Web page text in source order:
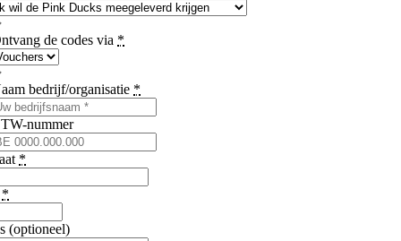
de codes via *
bedrijf/organisatie *
nummer
*
*
(optioneel)